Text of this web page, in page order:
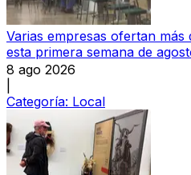
Varias empresas ofertan más
esta primera semana de
8 ago 2026
Categoría: Local